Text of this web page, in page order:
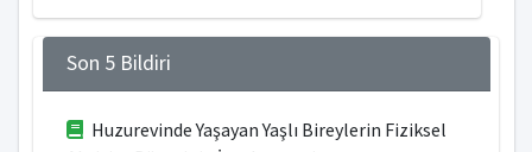
Son 5 Bildiri
Huzurevinde Yaşayan Yaşlı Bireylerin Fiziksel